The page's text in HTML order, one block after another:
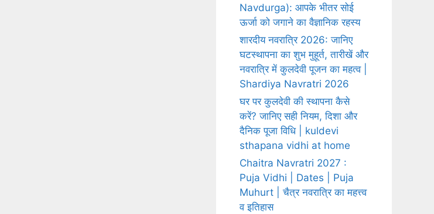
Navdurga): आपके भीतर सोई
ऊर्जा को जगाने का वैज्ञानिक रहस्य
शारदीय नवरात्रि 2026: जानिए
घटस्थापना का शुभ मुहूर्त, तारीखें और
नवरात्रि में कुलदेवी पूजन का महत्व |
Shardiya Navratri 2026
घर पर कुलदेवी की स्थापना कैसे
करें? जानिए सही नियम, दिशा और
दैनिक पूजा विधि | kuldevi
sthapana vidhi at home
Chaitra Navratri 2027 :
Puja Vidhi | Dates | Puja
Muhurt | चैत्र नवरात्रि का महत्त्व
व इतिहास